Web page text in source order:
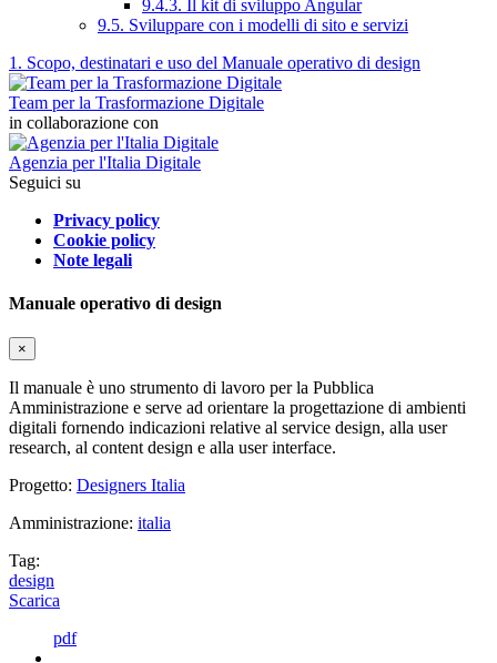
9.4.3. Il kit di sviluppo Angular
9.5. Sviluppare con i modelli di sito e servizi
1. Scopo, destinatari e uso del Manuale operativo di design
Team per la Trasformazione Digitale
in collaborazione con
Agenzia per l'Italia Digitale
Seguici su
Privacy policy
Cookie policy
Note legali
Manuale operativo di design
×
Il manuale è uno strumento di lavoro per la Pubblica
Amministrazione e serve ad orientare la progettazione di ambienti
digitali fornendo indicazioni relative al service design, alla user
research, al content design e alla user interface.
Progetto: Designers Italia
Amministrazione: italia
Tag:
design
Scarica
pdf